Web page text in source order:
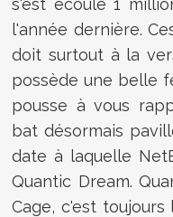
l'année dernière.
doit surtout à la
possède une belle
pousse à vous
bat désormais
date à laquelle
Quantic Dream.
Cage, c'est